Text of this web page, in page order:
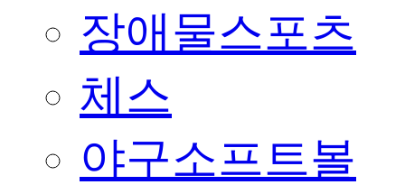
장애물스포츠
체스
야구소프트볼